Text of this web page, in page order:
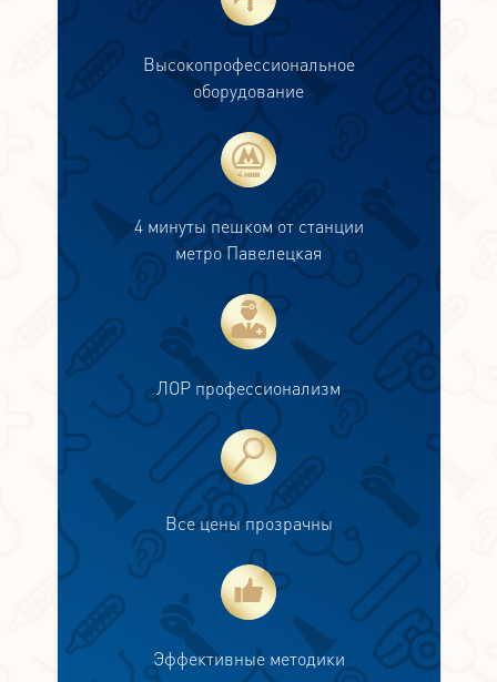
Высокопрофессиональное
оборудование
4 минуты пешком от станции
метро Павелецкая
ЛОР профессионализм
Все цены прозрачны
Эффективные методики